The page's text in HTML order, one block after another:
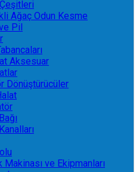
Ağaç Odun Kesme
Pil
Aksesuar
Dönüştürücüler
Makinası ve Ekipmanları